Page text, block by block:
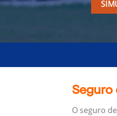
Seguro
O seguro